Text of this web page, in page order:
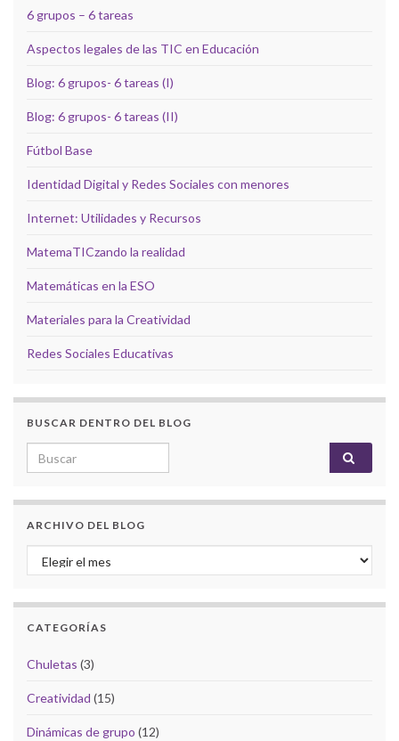
6 grupos – 6 tareas
Aspectos legales de las TIC en Educación
Blog: 6 grupos- 6 tareas (I)
Blog: 6 grupos- 6 tareas (II)
Fútbol Base
Identidad Digital y Redes Sociales con menores
Internet: Utilidades y Recursos
MatemaTICzando la realidad
Matemáticas en la ESO
Materiales para la Creatividad
Redes Sociales Educativas
BUSCAR DENTRO DEL BLOG
Search for:
ARCHIVO DEL BLOG
Archivo del Blog
CATEGORÍAS
Chuletas (3)
Creatividad (15)
Dinámicas de grupo (12)